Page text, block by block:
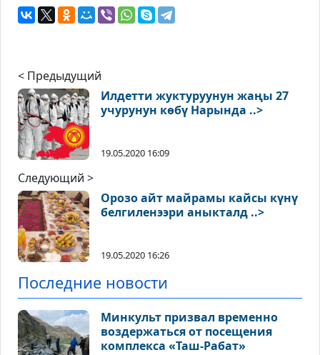
< Предыдущий
Илдетти жуктуруунун жаңы 27
учурунун көбү Нарында ..>
19.05.2020 16:09
Следующий >
Орозо айт майрамы кайсы күнү
белгиленээри аныкталд ..>
19.05.2020 16:26
Последние новости
Минкульт призвал временно
воздержаться от посещения
комплекса «Таш-Рабат»